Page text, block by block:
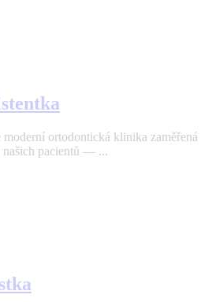
ortodontická klinika zaměřená
našich pacientů — ...